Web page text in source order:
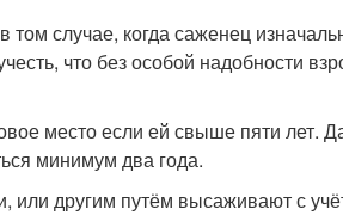
случае, когда саженец
что без особой надобности
место если ей свыше пяти лет.
минимум два года.
другим путём высаживают с